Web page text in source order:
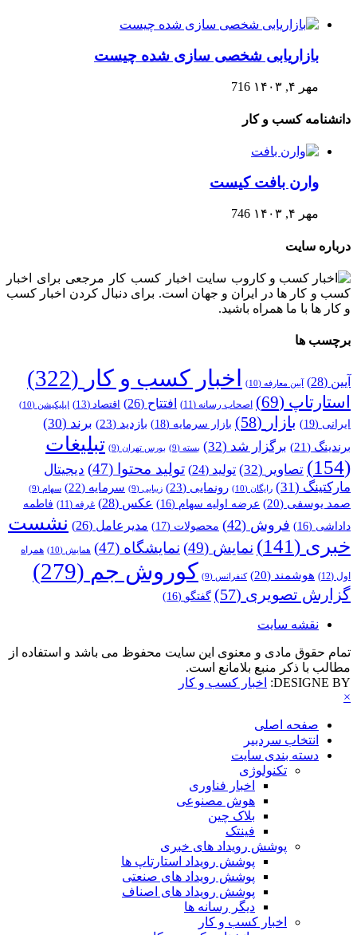
بازاریابی شخصی سازی شده چیست
مهر ۴, ۱۴۰۳ 716
دانشنامه کسب و کار
وارن بافت کیست
مهر ۴, ۱۴۰۳ 746
درباره سایت
وب سایت اخبار کسب کار مرجعی برای اخبار
کسب و کار ها در ایران و جهان است. برای دنبال کردن اخبار کسب
و کار ها با ما همراه باشید.
برچسب ها
آیین (28) آیین معارفه (10) اخبار کسب و کار (322)
استارتاپ (69) اصحاب رسانه (11) افتتاح (26) اقتصاد (13) اپلیکیشن (10)
ایرانی (19) بازار (58) بازار سرمایه (18) بازدید (23) برند (30)
برندینگ (21) برگزار شد (32) بسته (9) بورس تهران (9)
تبلیغات
(154)
تصاویر (32) تولید (24) تولید محتوا (47)
دیجیتال
مارکتینگ (31) رایگان (10) رونمایی (23) زیبایی (9) سرمایه (22) سهام (9)
صمد یوسفی (20) عرضه اولیه سهام (16) عکس (28) غرفه (11)
فاطمه
داداشی (16) فروش (42) محصولات (17) مدیرعامل (26)
نشست
خبری (141) نمایش (49) نمایشگاه (47) همایش (10) همراه
اول (12) هوشمند (20) کنفرانس (9) کوروش جم (279)
گزارش تصویری (57) گفتگو (16)
نقشه سایت
تمام حقوق مادی و معنوی این سایت محفوظ می باشد و استفاده از
مطالب با ذکر منبع بلامانع است.
DESIGNE BY:
اخبار کسب و کار
×
صفحه اصلی
انتخاب سردبیر
دسته بندی سایت
تکنولوژی
اخبار فناوری
هوش مصنوعی
بلاک چین
فینتک
پوشش رویداد های خبری
پوشش رویداد استارتاپ ها
پوشش رویداد های صنعتی
پوشش رویداد های اصناف
دیگر رسانه ها
اخبار کسب و کار